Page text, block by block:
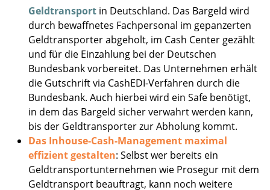
Geldtransport in Deutschland. Das Bargeld wird
durch bewaffnetes Fachpersonal im gepanzerten
Geldtransporter abgeholt, im Cash Center gezählt
und für die Einzahlung bei der Deutschen
Bundesbank vorbereitet. Das Unternehmen erhält
die Gutschrift via CashEDI-Verfahren durch die
Bundesbank. Auch hierbei wird ein Safe benötigt,
in dem das Bargeld sicher verwahrt werden kann,
bis der Geldtransporter zur Abholung kommt.
Das Inhouse-Cash-Management maximal
effizient gestalten: Selbst wer bereits ein
Geldtransportunternehmen wie Prosegur mit dem
Geldtransport beauftragt, kann noch weitere